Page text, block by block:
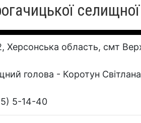
Херсонська область, смт
голова - Коротун Світлана
5-14-40